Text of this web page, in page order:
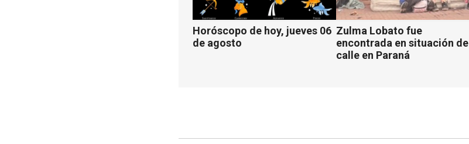
Horóscopo de hoy, jueves 06
de agosto
Zulma Lobato fue
encontrada en situación de
calle en Paraná